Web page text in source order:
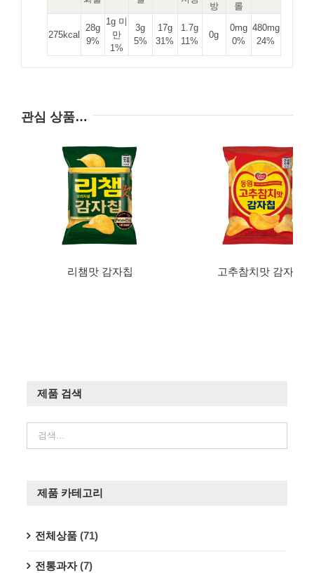
방
롤
275kcal
28g
9%
1g 미
만
1%
3g
5%
17g
31%
1.7g
11%
0g
0mg
0%
480mg
24%
관심 상품…
리챔맛 감자칩 고추참치맛 감자칩
제품 검색
제품 카테고리
전체상품 (71)
전통과자 (7)